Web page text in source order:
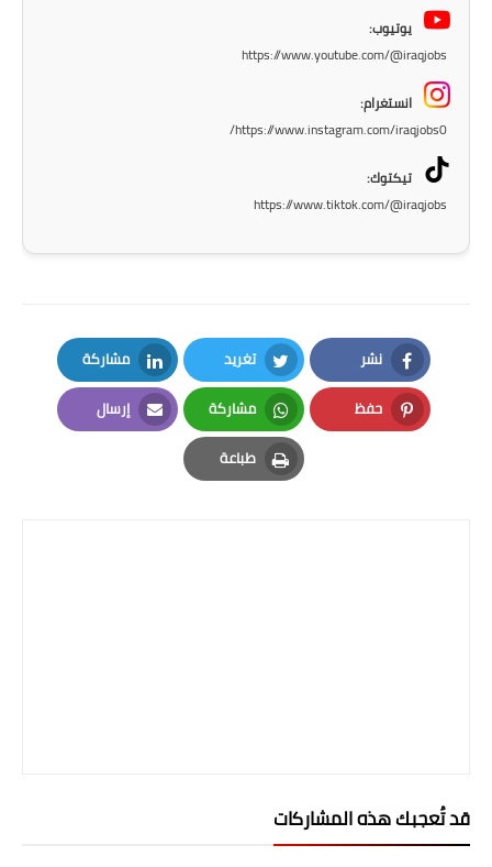
يوتيوب:
https://www.youtube.com/@iraqjobs
انستغرام:
https://www.instagram.com/iraqjobs0/
تيكتوك:
https://www.tiktok.com/@iraqjobs
نشر
Facebook
تغريد
Twitter
مشاركة
LinkedIn
حفظ
Pinterest
مشاركة
Whatsapp
إرسال
Email
طباعة
Print
قد تُعجبك هذه المشاركات